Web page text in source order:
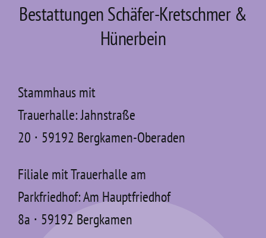
Bestattungen Schäfer-Kretschmer &
Hünerbein
Stammhaus mit
Trauerhalle: Jahnstraße
20 ⋅ 59192 Bergkamen-Oberaden
Filiale mit Trauerhalle am
Parkfriedhof: Am Hauptfriedhof
8a ⋅ 59192 Bergkamen